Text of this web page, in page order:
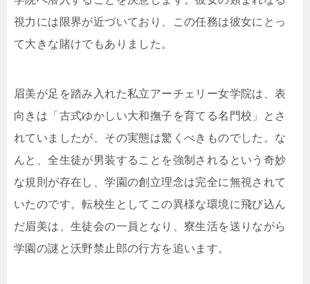
視力には限界が近づいており、この任務は彼女にとっ
て大きな賭けでもありました。
眉美が足を踏み入れた私立アーチェリー女学院は、表
向きは「古式ゆかしい大和撫子を育てる名門校」とさ
れていましたが、その実態は驚くべきものでした。な
んと、全生徒が男装することを強制されるという奇妙
な規則が存在し、学園の創立理念は完全に無視されて
いたのです。転校生としてこの異様な環境に飛び込ん
だ眉美は、生徒会の一員となり、寮生活を送りながら
学園の謎と沃野禁止郎の行方を追います。